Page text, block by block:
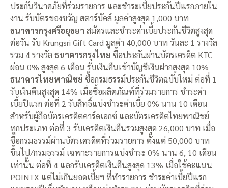
ประกันวินาศภัยที่ร่วมรายการ และชำระเบี้ยประกันปีแรกภายใน
งาน รับบัตรของขวัญ สตาร์บัคส์ มูลค่าสูงสุด 1,000 บาท
ธนาคารกรุงศรีอยุธยา สมัครและชำระค่าเบี้ยประกันชีวิตสูงสุด
ต่อวัน รับ Krungsri Gift Card มูลค่า 40,000 บาท วันละ 1 รางวัล
รวม 4 รางวัล ธนาคารกรุงไทย ซื้อประกันผ่านบัตรเครดิต KTC
ผ่อน 0% สูงสุด 6 เดือน รับเงินคืนเข้าบัญชีเงินฝากสูงสุด 10%
ธนาคารไทยพาณิชย์ ซื้อกรมธรรม์ประกันชีวิตฉบับใหม่ ต่อที่ 1
รับเงินคืนสูงสุด 14% เมื่อซื้อผลิตภัณฑ์ที่ร่วมรายการ ชำระค่า
เบี้ยปีแรก ต่อที่ 2 รับสิทธิ์แบ่งชำระค่าเบี้ย 0% นาน 10 เดือน
สำหรับผู้ถือบัตรเครดิตคาร์ดเอกซ์ และบัตรเครดิตไทยพาณิชย์
ทุกประเภท ต่อที่ 3 รับเครดิตเงินคืนรวมสูงสุด 26,000 บาท เมื่อ
ซื้อกรมธรรม์ผ่านบัตรเครดิตที่ร่วมรายการ ตั้งแต่ 50,000 บาท
ขึ้นไป/กรมธรรม์ เฉพาะรายการแบ่งชำระ 0% นาน 6, 10 เดือน
เท่านั้น ต่อที่ 4 แลกรับเครดิตเงินคืนสูงสุด 13% เมื่อใช้คะแนน
POINTX แต่ไม่เกินยอดเบี้ยฯ ที่ทำรายการ ชำระค่าเบี้ยปีแรก